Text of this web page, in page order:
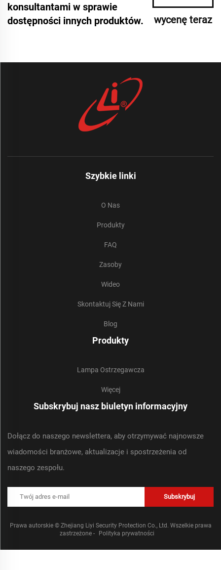
konsultantami w sprawie
dostępności innych produktów.
wycenę teraz
Szybkie linki
O Nas
Produkty
FAQ
Zasoby
Wideo
Skontaktuj Się Z Nami
Blog
Produkty
Lampa Ostrzegawcza
Więcej
Subskrybuj nasz biuletyn informacyjny
Dołącz do naszego newslettera, aby otrzymywać najnowsze
wiadomości branżowe, aktualizacje i spostrzeżenia od
naszego zespołu.
Subskrybuj
Prawa autorskie © Zhejiang Liyi Security Protection Co., Ltd. Wszelkie prawa
zastrzeżone -
Polityka prywatności